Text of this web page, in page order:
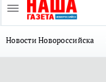
Новости Новороссийска